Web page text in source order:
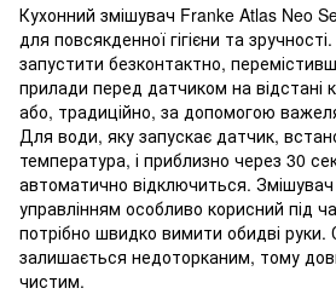
Кухонний змішувач Franke Atlas Neo
для повсякденної гігієни та
запустити безконтактно,
прилади перед датчиком на відстані
або, традиційно, за допомогою
Для води, яку запускає датчик,
температура, і приблизно через 30
автоматично відключиться.
управлінням особливо корисний під
потрібно швидко вимити обидві руки.
залишається недоторканим, тому
чистим.